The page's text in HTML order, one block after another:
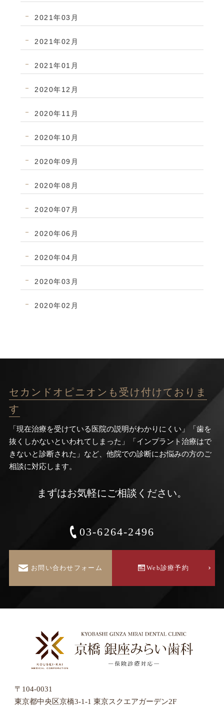
2021年03月
2021年02月
2021年01月
2020年12月
2020年11月
2020年10月
2020年09月
2020年08月
2020年07月
2020年06月
2020年04月
2020年03月
2020年02月
セカンドオピニオンも受け付けておりま
す
「現在治療を受けている医院の説明がわかりにくい」「歯を
抜くしかないといわれてしまった」「インプラント治療はで
きないと診断された」など、他院での診断にお悩みの方のご
相談に対応します。
まずはお気軽にご相談ください。
03-6264-2496
お問い合わせフォーム Web診療予約
〒104-0031
東京都中央区京橋3-1-1 東京スクエアガーデン2F